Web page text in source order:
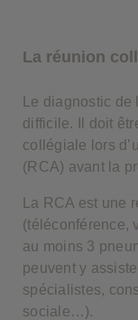
La réunion
Le diagnostic
difficile. Il doit
collégiale lors
(RCA) avant la
La RCA est une
(téléconférence,
au moins 3
peuvent y
spécialistes,
sociale…).